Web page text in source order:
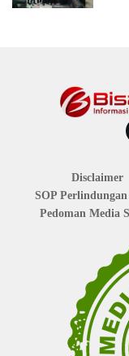
Disclaimer
SOP
Pedoman Media